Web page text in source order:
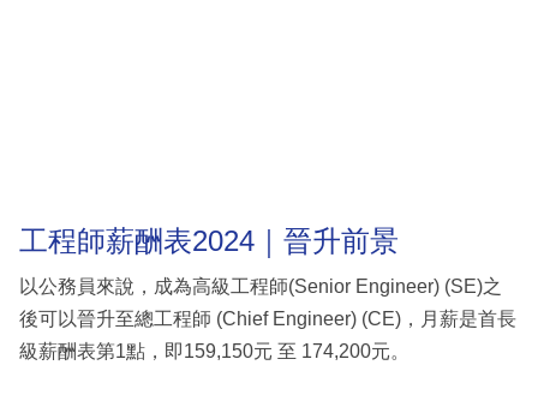
工程師薪酬表2024｜晉升前景
以公務員來說，成為高級工程師(Senior Engineer) (SE)之
後可以晉升至總工程師 (Chief Engineer) (CE)，月薪是首長
級薪酬表第1點，即159,150元 至 174,200元。